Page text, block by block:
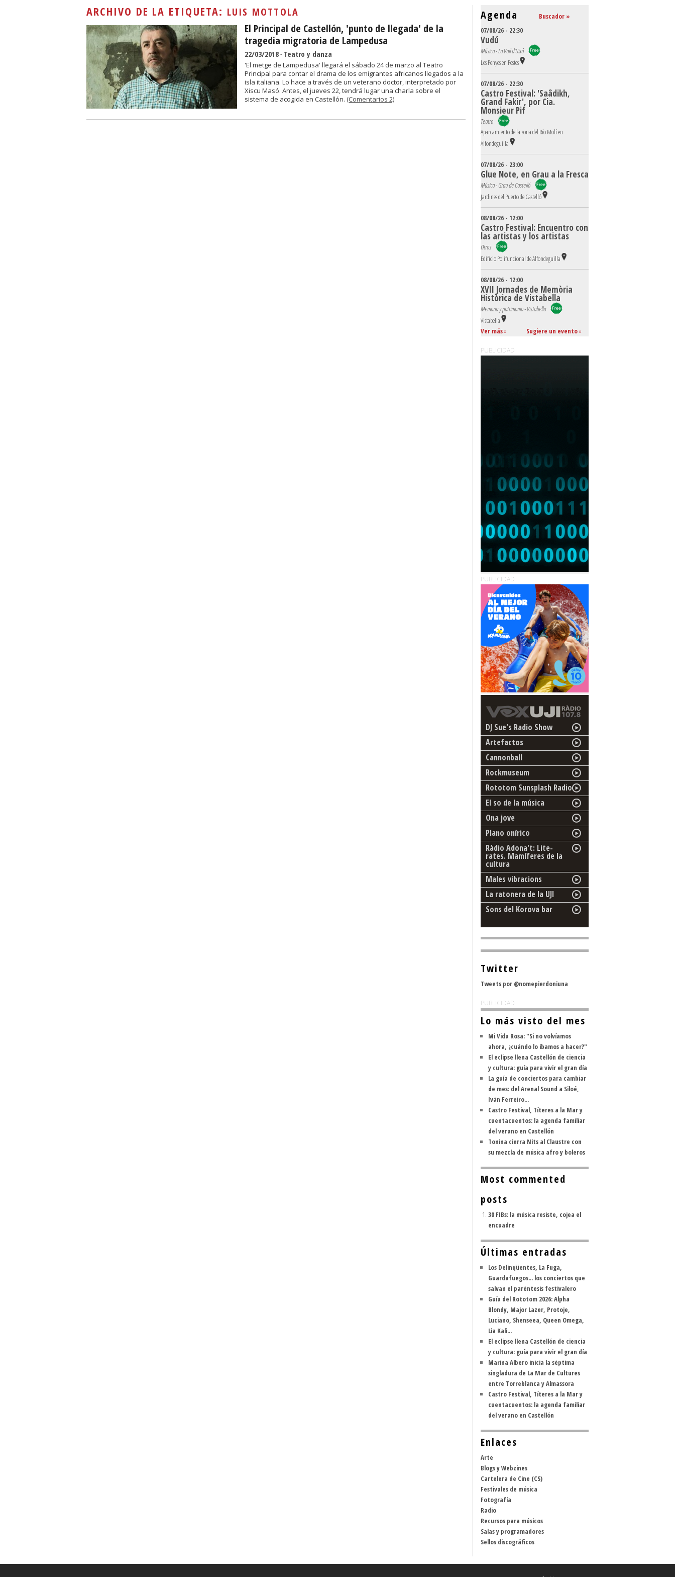
ARCHIVO DE LA ETIQUETA: LUIS MOTTOLA
El Principal de Castellón, 'punto de llegada' de la
tragedia migratoria de Lampedusa
22/03/2018- Teatro y danza
'El metge de Lampedusa' llegará el sábado 24 de marzo al Teatro
Principal para contar el drama de los emigrantes africanos llegados a la
isla italiana. Lo hace a través de un veterano doctor, interpretado por
Xiscu Masó. Antes, el jueves 22, tendrá lugar una charla sobre el
sistema de acogida en Castellón. (Comentarios 2)
Agenda
Buscador »
07/08/26 - 22:30
Vudú
Música - La Vall d'Uixó
Les Penyes en Festes
07/08/26 - 22:30
Castro Festival: 'Saâdikh,
Grand Fakir', por Cia.
Monsieur Pif
Teatro
Aparcamiento de la zona del Río Molí en
Alfondeguilla
07/08/26 - 23:00
Glue Note, en Grau a la Fresca
Música - Grau de Castelló
Jardines del Puerto de Castelló
08/08/26 - 12:00
Castro Festival: Encuentro con
las artistas y los artistas
Otros
Edificio Polifuncional de Alfondeguilla
08/08/26 - 12:00
XVII Jornades de Memòria
Històrica de Vistabella
Memoria y patrimonio - Vistabella
Vistabella
Ver más» Sugiere un evento»
PUBLICIDAD
PUBLICIDAD
DJ Sue's Radio Show
Artefactos
Cannonball
Rockmuseum
Rototom Sunsplash Radio
El so de la música
Ona jove
Plano onírico
Ràdio Adona't: Lite-
rates. Mamíferes de la
cultura
Males vibracions
La ratonera de la UJI
Sons del Korova bar
Twitter
Tweets por @nomepierdoniuna
PUBLICIDAD
Lo más visto del mes
Mi Vida Rosa: "Si no volvíamos
ahora, ¿cuándo lo íbamos a hacer?"
El eclipse llena Castellón de ciencia
y cultura: guía para vivir el gran día
La guía de conciertos para cambiar
de mes: del Arenal Sound a Siloé,
Iván Ferreiro...
Castro Festival, Títeres a la Mar y
cuentacuentos: la agenda familiar
del verano en Castellón
Tonina cierra Nits al Claustre con
su mezcla de música afro y boleros
Most commented
posts
30 FIBs: la música resiste, cojea el
encuadre
Últimas entradas
Los Delinqüentes, La Fuga,
Guardafuegos... los conciertos que
salvan el paréntesis festivalero
Guía del Rototom 2026: Alpha
Blondy, Major Lazer, Protoje,
Luciano, Shenseea, Queen Omega,
Lia Kali...
El eclipse llena Castellón de ciencia
y cultura: guía para vivir el gran día
Marina Albero inicia la séptima
singladura de La Mar de Cultures
entre Torreblanca y Almassora
Castro Festival, Títeres a la Mar y
cuentacuentos: la agenda familiar
del verano en Castellón
Enlaces
Arte
Blogs y Webzines
Cartelera de Cine (CS)
Festivales de música
Fotografía
Radio
Recursos para músicos
Salas y programadores
Sellos discográficos